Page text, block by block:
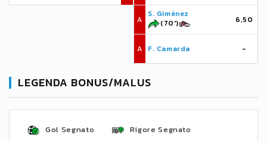
A
S. Giménez
(70')
6,50
A F. Camarda -
LEGENDA BONUS/MALUS
Gol Segnato
Rigore Segnato